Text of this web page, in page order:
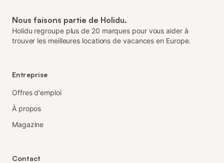
Nous faisons partie de Holidu.
Holidu regroupe plus de 20 marques pour vous aider à
trouver les meilleures locations de vacances en Europe.
Entreprise
Offres d'emploi
À propos
Magazine
Contact